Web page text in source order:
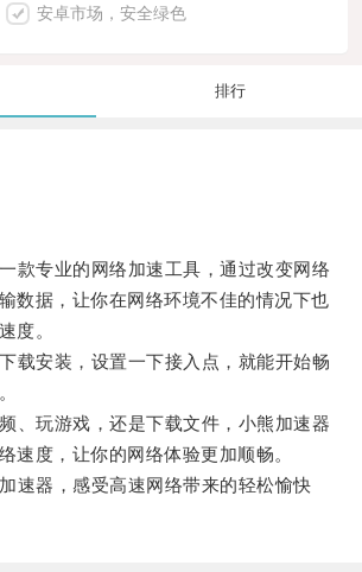
安卓市场，安全绿色
排行
专业的网络加速工具，通过改变网络
数据，让你在网络环境不佳的情况下也
度。
安装，设置一下接入点，就能开始畅
玩游戏，还是下载文件，小熊加速器
速度，让你的网络体验更加顺畅。
器，感受高速网络带来的轻松愉快